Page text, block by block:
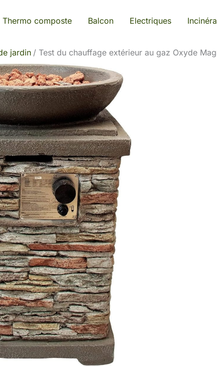
Thermo composte Balcon Electriques
jardin Test du chauffage extérieur au gaz Oxyde